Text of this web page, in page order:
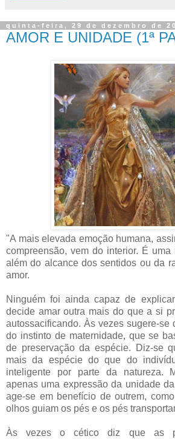
quinta-feira, 29 de dezembro de
AMOR E UNIDADE (1ª
"A mais elevada emoção humana,
compreensão, vem do interior. É
além do alcance dos sentidos ou da
amor.
Ninguém foi ainda capaz de
decide amar outra mais do que a si
autossacificando. Às vezes sugere-se
do instinto de maternidade, que se
de preservação da espécie. Diz-se
mais da espécie do que do
inteligente por parte da natureza.
apenas uma expressão da unidade
age-se em benefício de outrem,
olhos guiam os pés e os pés
Às vezes o cético diz que as